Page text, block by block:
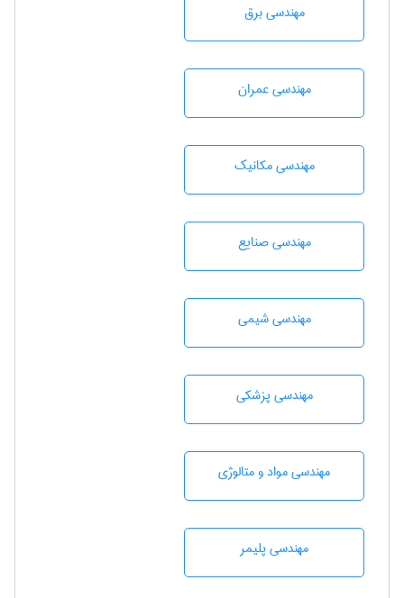
مهندسی برق
مهندسی عمران
مهندسی مکانیک
مهندسی صنايع
مهندسي شيمی
مهندسی پزشکی
مهندسی مواد و متالوژی
مهندسی پليمر